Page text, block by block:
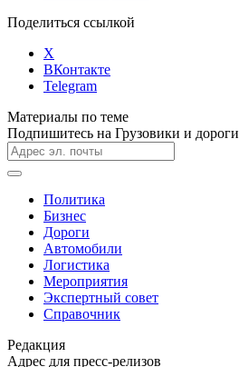
Поделиться ссылкой
X
ВКонтакте
Telegram
Материалы по теме
Подпишитесь на Грузовики и дороги
Политика
Бизнес
Дороги
Автомобили
Логистика
Мероприятия
Экспертный совет
Справочник
Редакция
Адрес для пресс-релизов